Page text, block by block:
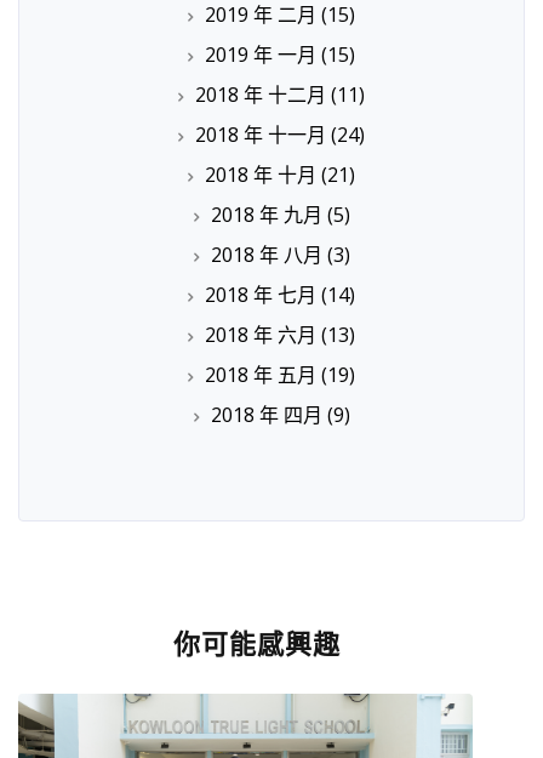
2019 年 二月 (15)
2019 年 一月 (15)
2018 年 十二月 (11)
2018 年 十一月 (24)
2018 年 十月 (21)
2018 年 九月 (5)
2018 年 八月 (3)
2018 年 七月 (14)
2018 年 六月 (13)
2018 年 五月 (19)
2018 年 四月 (9)
你可能感興趣